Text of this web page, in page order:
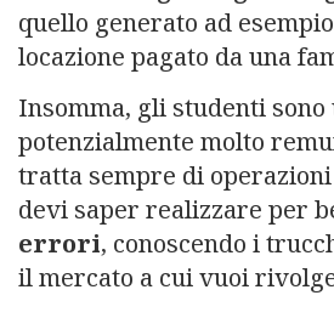
quello generato ad
locazione pagato da una
Insomma, gli studenti sono
potenzialmente molto
tratta sempre di
devi saper realizzare per
errori, conoscendo i
il mercato a cui vuoi